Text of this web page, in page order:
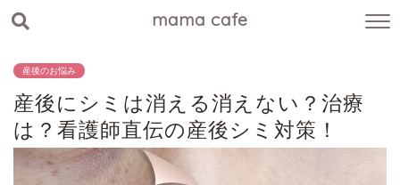
mama cafe
産後のお悩み
産後にシミは消える消えない？治療
は？看護師直伝の産後シミ対策！